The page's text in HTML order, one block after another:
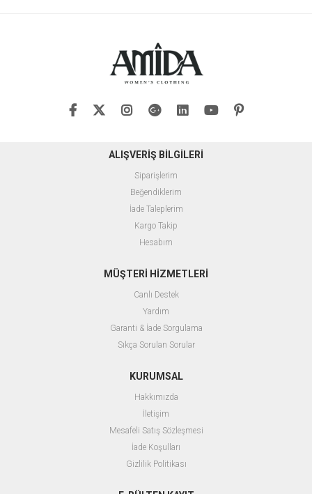
ALIŞVERİŞ BİLGİLERİ
Siparişlerim
Beğendiklerim
İade Taleplerim
Kargo Takip
Hesabım
MÜŞTERİ HİZMETLERİ
Canlı Destek
Yardım
Garanti & İade Sorgulama
Sıkça Sorulan Sorular
KURUMSAL
Hakkımızda
İletişim
Mesafeli Satış Sözleşmesi
İade Koşulları
Gizlilik Politikası